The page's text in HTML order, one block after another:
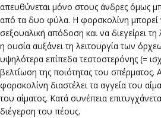
απευθύνεται μόνο στους άνδρες όμως
από τα δυο φύλα. Η φορσκολίνη μπορεί
σεξουαλική απόδοση και να διεγείρει τη
η ουσία αυξάνει τη λειτουργία των
υψηλότερα επίπεδα τεστοστερόνης (=
βελτίωση της ποιότητας του σπέρματος.
φορσκολίνη διαστέλει τα αγγεία του
του αίματος. Κατά συνέπεια
διέγερση του πέους.